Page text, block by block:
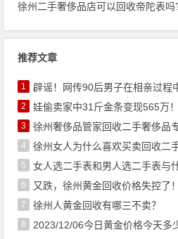
徐州二手奢侈品店可以回收帝陀表吗
推荐文章
1 辟谣！网传90后男子在相亲过程
2 娃偷卖家中31斤金条变现565万！家
3 徐州奢侈品管家回收二手奢侈品
4 徐州女人为什么喜欢买卖回收二
5 女人选二手表和男人选二手表与
6 又跌，徐州黄金回收价格失控了！
7 徐州人黄金回收有哪三不卖？
8 2023/12/06今日黄金价格今天多